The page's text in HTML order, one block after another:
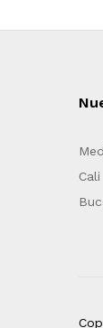
Cali